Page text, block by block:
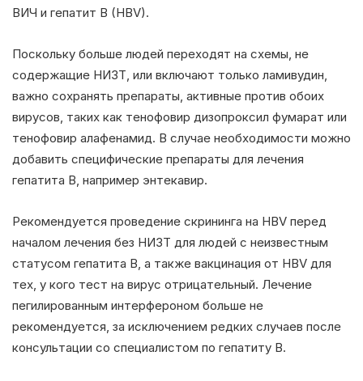
ВИЧ и гепатит B (HBV).
Поскольку больше людей переходят на схемы, не
содержащие НИЗТ, или включают только ламивудин,
важно сохранять препараты, активные против обоих
вирусов, таких как тенофовир дизопроксил фумарат или
тенофовир алафенамид. В случае необходимости можно
добавить специфические препараты для лечения
гепатита B, например энтекавир.
Рекомендуется проведение скрининга на HBV перед
началом лечения без НИЗТ для людей с неизвестным
статусом гепатита B, а также вакцинация от HBV для
тех, у кого тест на вирус отрицательный. Лечение
пегилированным интерфероном больше не
рекомендуется, за исключением редких случаев после
консультации со специалистом по гепатиту B.